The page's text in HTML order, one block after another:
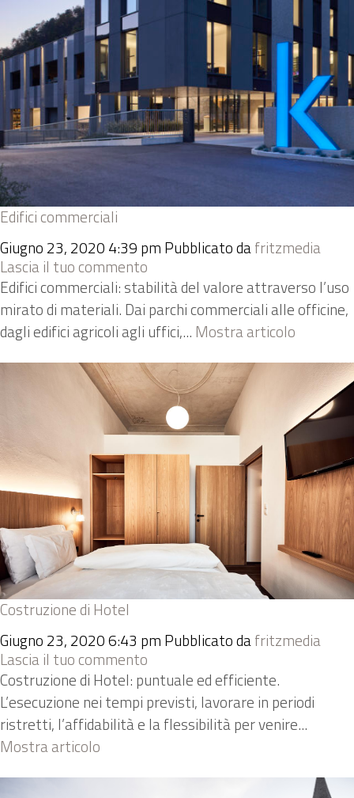
Edifici commerciali
Giugno 23, 2020 4:39 pm Pubblicato dafritzmedia
Lascia il tuo commento
Edifici commerciali: stabilità del valore attraverso l’uso
mirato di materiali. Dai parchi commerciali alle officine,
dagli edifici agricoli agli uffici,... Mostra articolo
Costruzione di Hotel
Giugno 23, 2020 6:43 pm Pubblicato dafritzmedia
Lascia il tuo commento
Costruzione di Hotel: puntuale ed efficiente.
L’esecuzione nei tempi previsti, lavorare in periodi
ristretti, l’affidabilità e la flessibilità per venire...
Mostra articolo